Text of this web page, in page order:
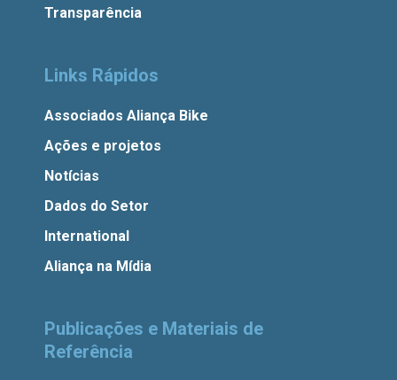
Transparência
Links Rápidos
Associados Aliança Bike
Ações e projetos
Notícias
Dados do Setor
International
Aliança na Mídia
Publicações e Materiais de
Referência